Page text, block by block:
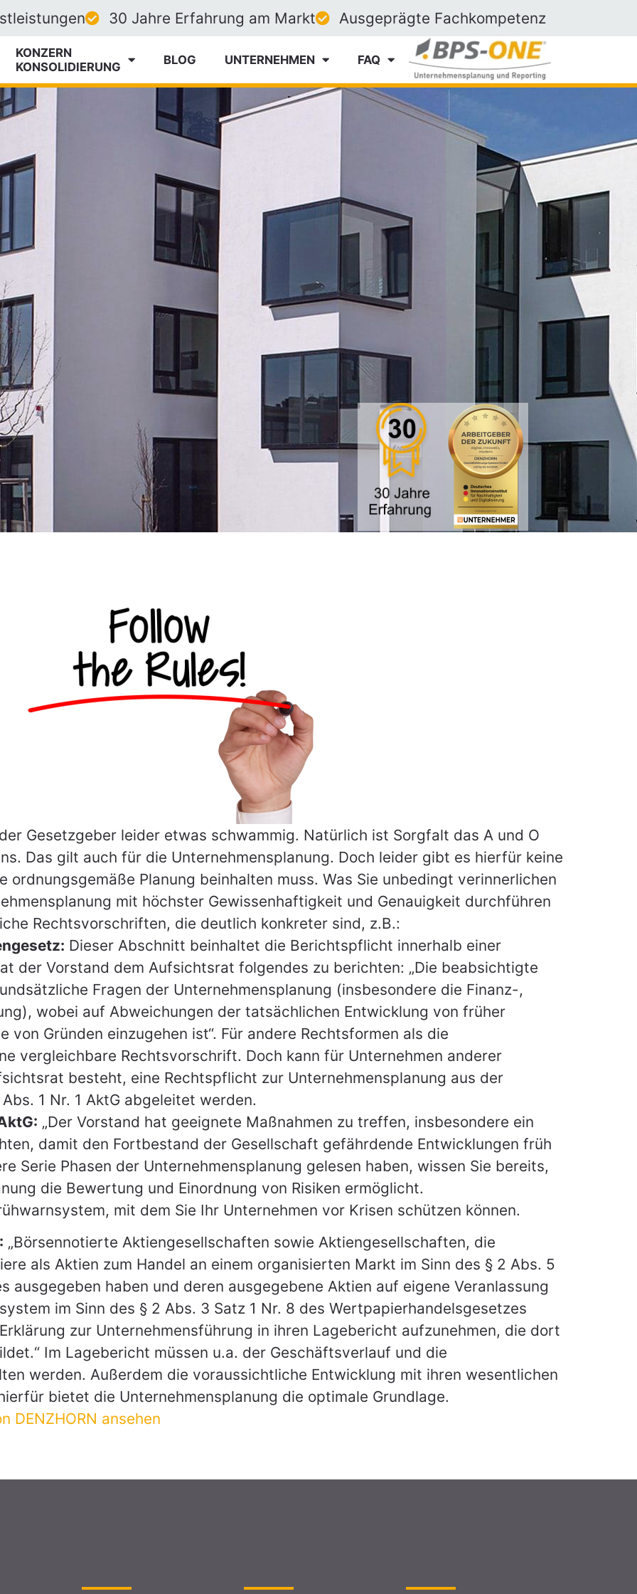
30 Jahre Erfahrung am Markt Ausgeprägte Fachkompetenz
KONZERN
­KONSOLIDIERUNG
BLOG UNTERNEHMEN FAQ
GmbH
Experten
Gesetzgeber leider etwas schwammig. Natürlich ist Sorgfalt das A und O
Das gilt auch für die Unternehmensplanung. Doch leider gibt es hierfür keine
ordnungsgemäße Planung beinhalten muss. Was Sie unbedingt verinnerlichen
mit höchster Gewissenhaftigkeit und Genauigkeit durchführen
Rechtsvorschriften, die deutlich konkreter sind, z.B.:
Dieser Abschnitt beinhaltet die Berichtspflicht innerhalb einer
der Vorstand dem Aufsichtsrat folgendes zu berichten: „Die beabsichtigte
Fragen der Unternehmensplanung (insbesondere die Finanz-,
wobei auf Abweichungen der tatsächlichen Entwicklung von früher
von Gründen einzugehen ist“. Für andere Rechtsformen als die
vergleichbare Rechtsvorschrift. Doch kann für Unternehmen anderer
besteht, eine Rechtspflicht zur Unternehmensplanung aus der
1 Nr. 1 AktG abgeleitet werden.
„Der Vorstand hat geeignete Maßnahmen zu treffen, insbesondere ein
damit den Fortbestand der Gesellschaft gefährdende Entwicklungen früh
Serie Phasen der Unternehmensplanung gelesen haben, wissen Sie bereits,
die Bewertung und Einordnung von Risiken ermöglicht.
mit dem Sie Ihr Unternehmen vor Krisen schützen können.
„Börsennotierte Aktiengesellschaften sowie Aktiengesellschaften, die
als Aktien zum Handel an einem organisierten Markt im Sinn des § 2 Abs. 5
ausgegeben haben und deren ausgegebene Aktien auf eigene Veranlassung
im Sinn des § 2 Abs. 3 Satz 1 Nr. 8 des Wertpapierhandelsgesetzes
zur Unternehmensführung in ihren Lagebericht aufzunehmen, die dort
Im Lagebericht müssen u.a. der Geschäftsverlauf und die
werden. Außerdem die voraussichtliche Entwicklung mit ihren wesentlichen
bietet die Unternehmensplanung die optimale Grundlage.
DENZHORN ansehen